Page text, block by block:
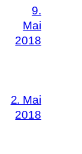
9.
Mai
2018
2. Mai
2018